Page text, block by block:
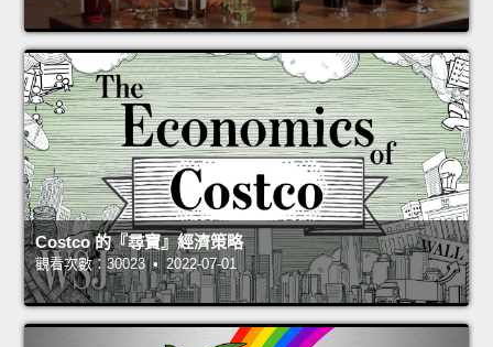
Costco 的『尋寶』經濟策略
觀看次數：30023 • 2022-07-01